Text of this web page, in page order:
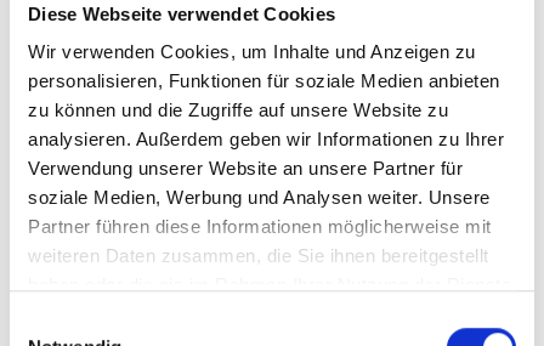
Diese Webseite verwendet Cookies
Wir verwenden Cookies, um Inhalte und Anzeigen zu
personalisieren, Funktionen für soziale Medien anbieten
zu können und die Zugriffe auf unsere Website zu
analysieren. Außerdem geben wir Informationen zu Ihrer
Verwendung unserer Website an unsere Partner für
soziale Medien, Werbung und Analysen weiter. Unsere
Partner führen diese Informationen möglicherweise mit
weiteren Daten zusammen, die Sie ihnen bereitgestellt
HTML-Text oder Bildbeschreibung) bereitgestellt. Wir
arbeiten kontinuierlich daran, solche Barrieren zu
reduzieren und danken für Ihr Verständnis. Sollten Sie
auf Inhalte stoßen, die für Sie nicht zugänglich sind,
kontaktieren Sie uns gern über die im Folgenden
angegebenen Kontaktmöglichkeiten.
Feedback und Kontakt
Suzuki Deutschland GmbH
Barrierefreiheitsbeauftragte*r